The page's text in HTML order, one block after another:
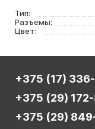
Тип:
Разъемы:
Цвет:
+375 (17)
+375 (29)
+375 (29)